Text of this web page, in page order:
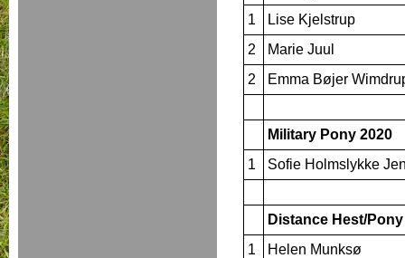
1
Lise Kjelstrup
2
Marie Juul
2
Emma Bøjer
Military Pony 2020
1
Sofie Holmslykke
Distance Hest/Pony
1
Helen Munksø